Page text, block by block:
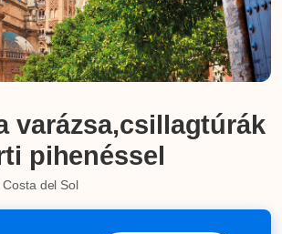
varázsa,csillagtúrák
pihenéssel
Costa del Sol